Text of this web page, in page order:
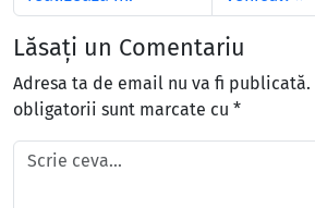
Lăsați un Comentariu
Adresa ta de email nu va fi publicată.
obligatorii sunt marcate cu *